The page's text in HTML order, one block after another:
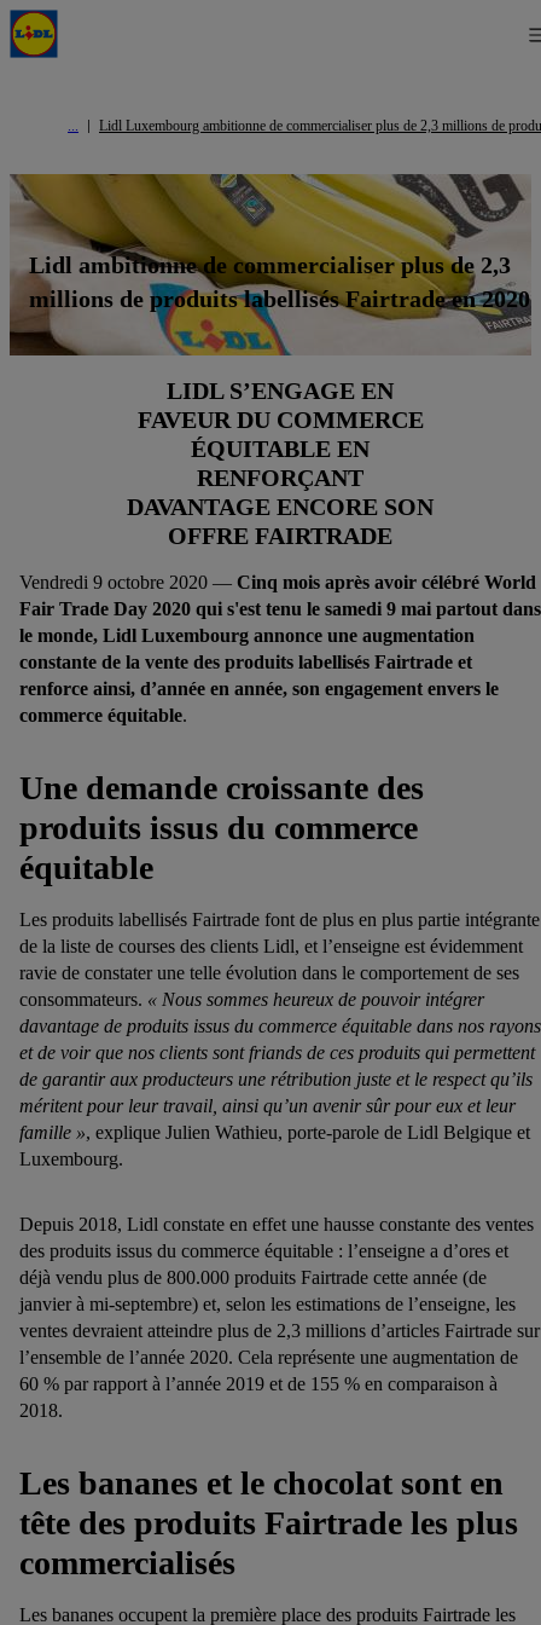
Lidl Luxembourg ambitionne de commercialiser plus de 2,3 millions de
Lidl ambitionne de commercialiser plus de 2,3
millions de produits labellisés Fairtrade en 2020
LIDL S’ENGAGE EN
FAVEUR DU COMMERCE
ÉQUITABLE EN
RENFORÇANT
DAVANTAGE ENCORE SON
OFFRE FAIRTRADE
Vendredi 9 octobre 2020 — Cinq mois après avoir célébré World
Fair Trade Day 2020 qui s'est tenu le samedi 9 mai partout dans
le monde, Lidl Luxembourg annonce une augmentation
constante de la vente des produits labellisés Fairtrade et
renforce ainsi, d’année en année, son engagement envers le
commerce équitable.
Une demande croissante des
produits issus du commerce
équitable
Les produits labellisés Fairtrade font de plus en plus partie intégrante
de la liste de courses des clients Lidl, et l’enseigne est évidemment
ravie de constater une telle évolution dans le comportement de ses
consommateurs. « Nous sommes heureux de pouvoir intégrer
davantage de produits issus du commerce équitable dans nos rayons
et de voir que nos clients sont friands de ces produits qui permettent
de garantiraux producteurs une rétribution juste et le respect qu’ils
méritent pour leur travail, ainsi qu’un avenir sûr pour eux et leur
famille », explique Julien Wathieu, porte-parole de Lidl Belgique et
Luxembourg.
Depuis 2018, Lidl constate en effet une hausse constante des ventes
des produits issus du commerce équitable : l’enseigne a d’ores et
déjà vendu plus de 800.000 produits Fairtrade cette année (de
janvier à mi-septembre) et, selon les estimations de l’enseigne, les
ventes devraient atteindre plus de 2,3 millions d’articles Fairtrade sur
l’ensemble de l’année 2020. Cela représente une augmentation de
60 % par rapport à l’année 2019 et de 155 % en comparaison à
2018.
Les bananes et le chocolat sont en
tête des produits Fairtrade les plus
commercialisés
Les bananes occupent la première place des produits Fairtrade les